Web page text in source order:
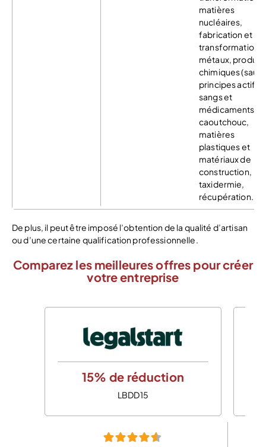
matières
nucléaires,
fabrication et
transformation
métaux, produits
chimiques (sauf
principes actifs,
sangs et
médicaments),
caoutchouc,
matières
plastiques et
matériaux de
construction,
taxidermie,
récupération.
De plus, il peut être imposé l’obtention de la qualité d’artisan
ou d’une certaine qualification professionnelle.
Comparez les meilleures offres pour créer
votre entreprise
15% de réduction
LBDD15